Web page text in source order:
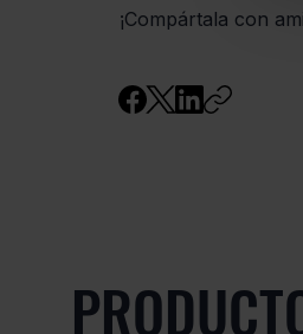
¡Compártala con